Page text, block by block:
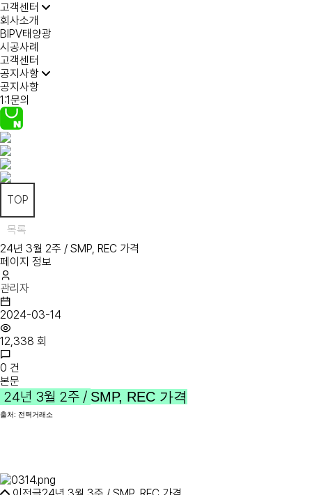
고객센터
회사소개
BIPV태양광
시공사례
고객센터
공지사항
공지사항
1:1문의
TOP
목록
24년 3월 2주 / SMP, REC 가격
페이지 정보
관리자
2024-03-14
12,338 회
0 건
본문
24년 3월 2주 / SMP, REC 가격
출처: 전력거래소